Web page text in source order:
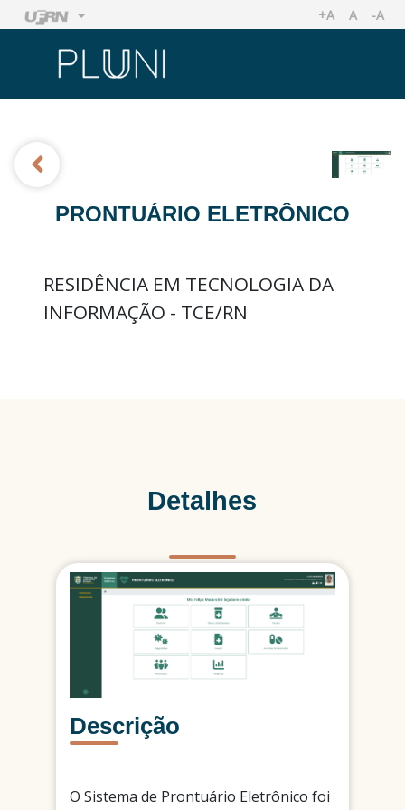
Ir
Ir
+AAUMENTAR
A -A
PRONTUÁRIO ELETRÔNICO
RESIDÊNCIA EM TECNOLOGIA DA
INFORMAÇÃO - TCE/RN
Detalhes
Descrição
O Sistema de Prontuário Eletrônico foi